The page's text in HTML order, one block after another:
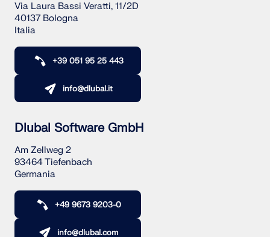
Via Laura Bassi Veratti, 11/2D
40137 Bologna
Italia
+39 051 95 25 443
info@dlubal.it
Dlubal Software GmbH
Am Zellweg 2
93464 Tiefenbach
Germania
+49 9673 9203-0
info@dlubal.com